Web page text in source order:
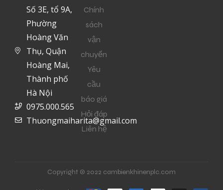
Số 3E, tổ 9A,
Phường
Hoàng Văn
Thụ, Quận
Hoàng Mai,
Thành phố
Hà Nội
0975.000.565
Thuongmaiharita@gmail.com
Chính
sách
vận
chuyển
Yêu
cầu
báo giá
Hỏi đáp
Liên hệ
Copyright © 2022 cambienkhinenplc.com